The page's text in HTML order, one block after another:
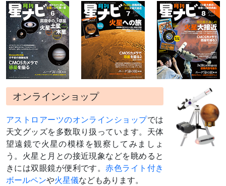
オンラインショップ
アストロアーツのオンラインショップでは
天文グッズを多数取り扱っています。天体
望遠鏡で火星の模様を観察してみましょ
う。火星と月との接近現象などを眺めると
きには双眼鏡が便利です。赤色ライト付き
ボールペンや火星儀などもあります。